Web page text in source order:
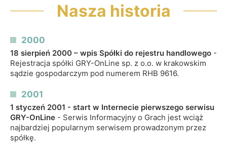
Nasza historia
2000
18 sierpień 2000 – wpis Spółki do rejestru handlowego -
Rejestracja spółki GRY-OnLine sp. z o.o. w krakowskim
sądzie gospodarczym pod numerem RHB 9616.
2001
1 styczeń 2001 - start w Internecie pierwszego serwisu
GRY-OnLine - Serwis Informacyjny o Grach jest wciąż
najbardziej popularnym serwisem prowadzonym przez
spółkę.